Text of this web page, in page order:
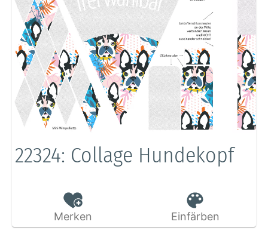
22324: Collage Hundekopf
Merken Einfärben